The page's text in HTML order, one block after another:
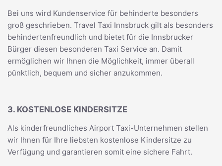
Bei uns wird Kundenservice für behinderte besonders
groß geschrieben. Travel Taxi Innsbruck gilt als besonders
behindertenfreundlich und bietet für die Innsbrucker
Bürger diesen besonderen Taxi Service an. Damit
ermöglichen wir Ihnen die Möglichkeit, immer überall
pünktlich, bequem und sicher anzukommen.
3. KOSTENLOSE KINDERSITZE
Als kinderfreundliches Airport Taxi-Unternehmen stellen
wir Ihnen für Ihre liebsten kostenlose Kindersitze zu
Verfügung und garantieren somit eine sichere Fahrt.